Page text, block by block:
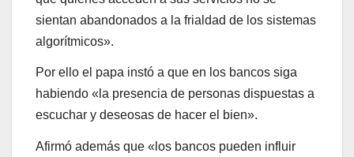
sientan abandonados a la frialdad de los sistemas
algorítmicos».
Por ello el papa instó a que en los bancos siga
habiendo «la presencia de personas dispuestas a
escuchar y deseosas de hacer el bien».
Afirmó además que «los bancos pueden influir